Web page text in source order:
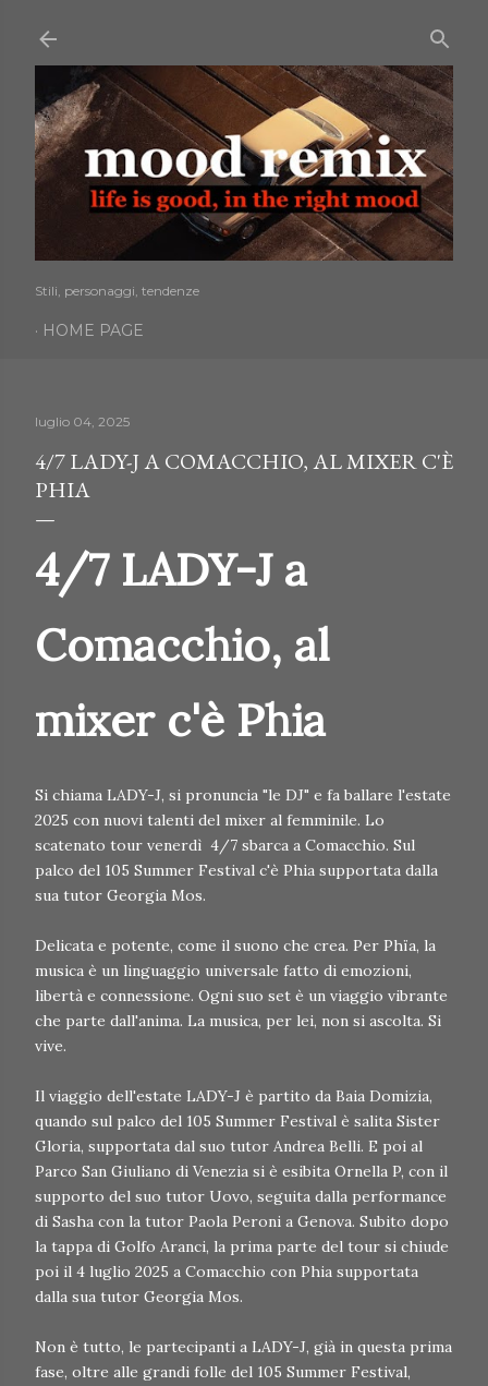
Stili, personaggi, tendenze
HOME PAGE
luglio 04, 2025
4/7 LADY-J A COMACCHIO, AL MIXER C'È
PHIA
4/7 LADY-J a
Comacchio, al
mixer c'è Phia
Si chiama LADY-J, si pronuncia "le DJ" e fa ballare l'estate
2025 con nuovi talenti del mixer al femminile. Lo
scatenato tour venerdì 4/7 sbarca a Comacchio. Sul
palco del 105 Summer Festival c'è Phia supportata dalla
sua tutor Georgia Mos.
Delicata e potente, come il suono che crea. Per Phïa, la
musica è un linguaggio universale fatto di emozioni,
libertà e connessione. Ogni suo set è un viaggio vibrante
che parte dall'anima. La musica, per lei, non si ascolta. Si
vive.
Il viaggio dell'estate LADY-J è partito da Baia Domizia,
quando sul palco del 105 Summer Festival è salita Sister
Gloria, supportata dal suo tutor Andrea Belli. E poi al
Parco San Giuliano di Venezia si è esibita Ornella P, con il
supporto del suo tutor Uovo, seguita dalla performance
di Sasha con la tutor Paola Peroni a Genova. Subito dopo
la tappa di Golfo Aranci, la prima parte del tour si chiude
poi il 4 luglio 2025 a Comacchio con Phia supportata
dalla sua tutor Georgia Mos.
Non è tutto, le partecipanti a LADY-J, già in questa prima
fase, oltre alle grandi folle del 105 Summer Festival,